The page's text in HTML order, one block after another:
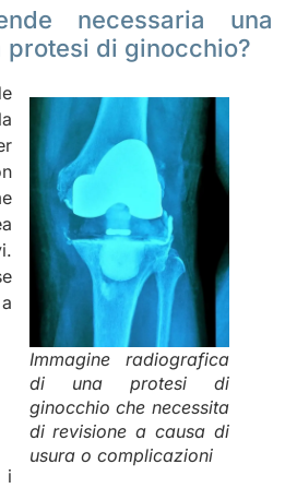
necessaria una
protesi di ginocchio?
Immagine radiografica
di una protesi di
ginocchio che necessita
di revisione a causa di
usura o complicazioni
i